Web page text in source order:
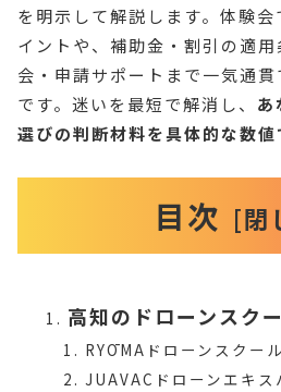
を明示して解説します。体験
イントや、補助金・割引の適
会・申請サポートまで一気通
です。迷いを最短で解消し、 あ
選びの判断材料を具体的な数値
目次
高知のドローンスク
RYŌMAドローンスクール
JUAVACドローンエキス